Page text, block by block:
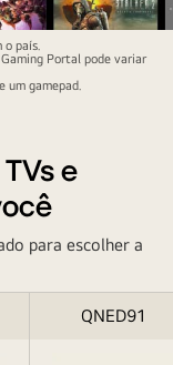
o país.
Portal pode variar
um gamepad.
e
para escolher a
QNED91